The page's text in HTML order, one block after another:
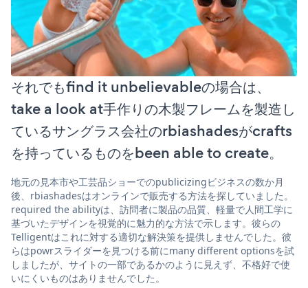
それでもfind it unbelievableの場合は、
take a look at手作りの木製フレームを製造し
ているサングラス会社のrbiashadesがcrafts
を持っているものをbeen able to create。
地元の見本市や工芸品ショーでのpublicizingビジネスの数か月
後、rbiashadesはオンラインで販売する方法を探していました。
required the abilityは、訪問者に製品の品質、軽量で人間工学に
基づいたデザインを視覚的に魅力的な方法で示します。彼らの
Telligentはこれに対する適切な解決策を提供しませんでした。彼
らはpowrスライダーを見つける前にmany different optionsを試
しましたが、サイトの一部であるかのように見えず、不格好で使
いにくいものはありませんでした。